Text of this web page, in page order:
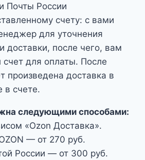
Почты России
счету: с вами
для уточнения
доставки, после чего, вам
счет для оплаты. После
произведена доставка в
в счете.
следующими способами:
«Ozon Доставка».
— от 270 руб.
России — от 300 руб.